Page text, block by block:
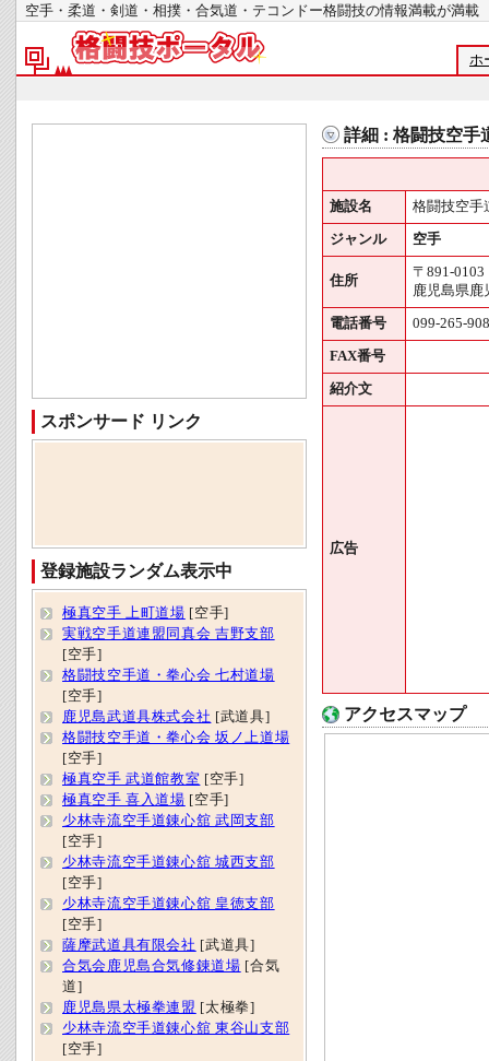
空手・柔道・剣道・相撲・合気道・テコンドー格闘技の情報満載が
ホ
詳細 : 格闘技空手
施設名 格闘技空手
ジャンル 空手
住所
〒891-0103
鹿児島県鹿
電話番号 099-265-
FAX番号
紹介文
広告
アクセスマップ
スポンサード リンク
登録施設ランダム表示中
極真空手 上町道場 [空手]
実戦空手道連盟同真会 吉野支部
[空手]
格闘技空手道・拳心会 七村道場
[空手]
鹿児島武道具株式会社 [武道具]
格闘技空手道・拳心会 坂ノ上道場
[空手]
極真空手 武道館教室 [空手]
極真空手 喜入道場 [空手]
少林寺流空手道錬心舘 武岡支部
[空手]
少林寺流空手道錬心舘 城西支部
[空手]
少林寺流空手道錬心舘 皇徳支部
[空手]
薩摩武道具有限会社 [武道具]
合気会鹿児島合気修錬道場 [合気
道]
鹿児島県太極拳連盟 [太極拳]
少林寺流空手道錬心舘 東谷山支部
[空手]